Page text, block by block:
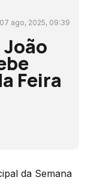
07 ago, 2025, 09:39
Feira
da Semana